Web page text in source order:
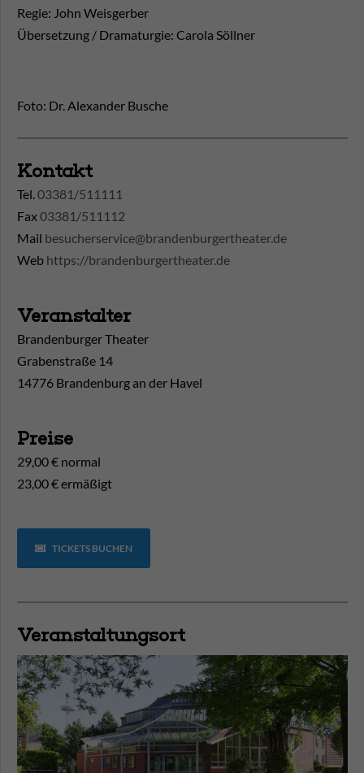
Regie: John Weisgerber
Übersetzung / Dramaturgie: Carola Söllner
Foto: Dr. Alexander Busche
Kontakt
Tel.03381/511111
Fax03381/511112
Mail besucherservice@brandenburgertheater.de
Web https://brandenburgertheater.de
Veranstalter
Brandenburger Theater
Grabenstraße 14
14776 Brandenburg an der Havel
Preise
29,00 € normal
23,00 € ermäßigt
TICKETS BUCHEN
Veranstaltungsort